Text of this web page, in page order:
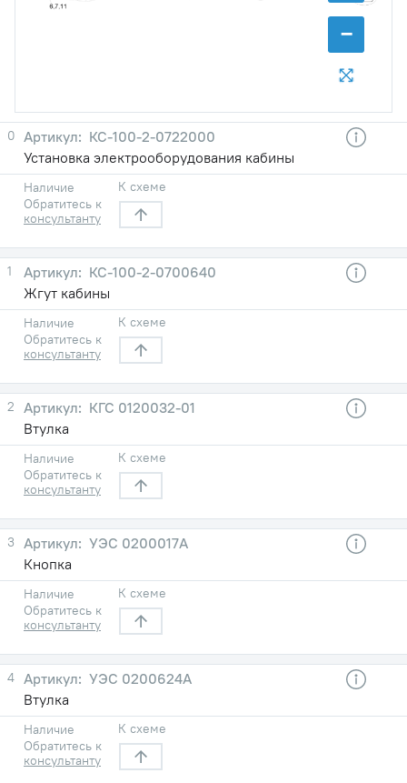
−
0
КС-100-2-0722000
Установка электрооборудования кабины
Наличие
Обратитесь к
консультанту
К схеме
1
КС-100-2-0700640
Жгут кабины
Наличие
Обратитесь к
консультанту
К схеме
2
КГС 0120032-01
Втулка
Наличие
Обратитесь к
консультанту
К схеме
3
УЭС 0200017А
Кнопка
Наличие
Обратитесь к
консультанту
К схеме
4
УЭС 0200624А
Втулка
Наличие
Обратитесь к
консультанту
К схеме